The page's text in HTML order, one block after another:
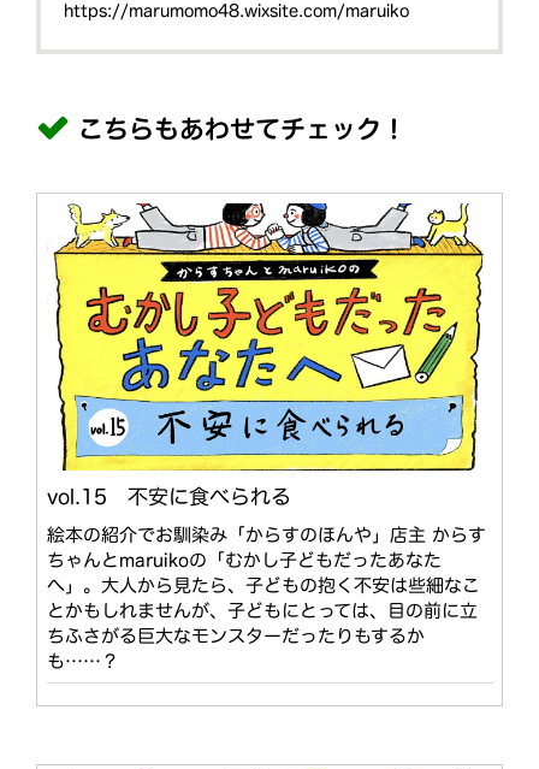
https://marumomo48.wixsite.com/maruiko
こちらもあわせてチェック！
vol.15 不安に食べられる
絵本の紹介でお馴染み「からすのほんや」店主 からす
ちゃんとmaruikoの「むかし子どもだったあなた
へ」。大人から見たら、子どもの抱く不安は些細なこ
とかもしれませんが、子どもにとっては、目の前に立
ちふさがる巨大なモンスターだったりもするか
も……？